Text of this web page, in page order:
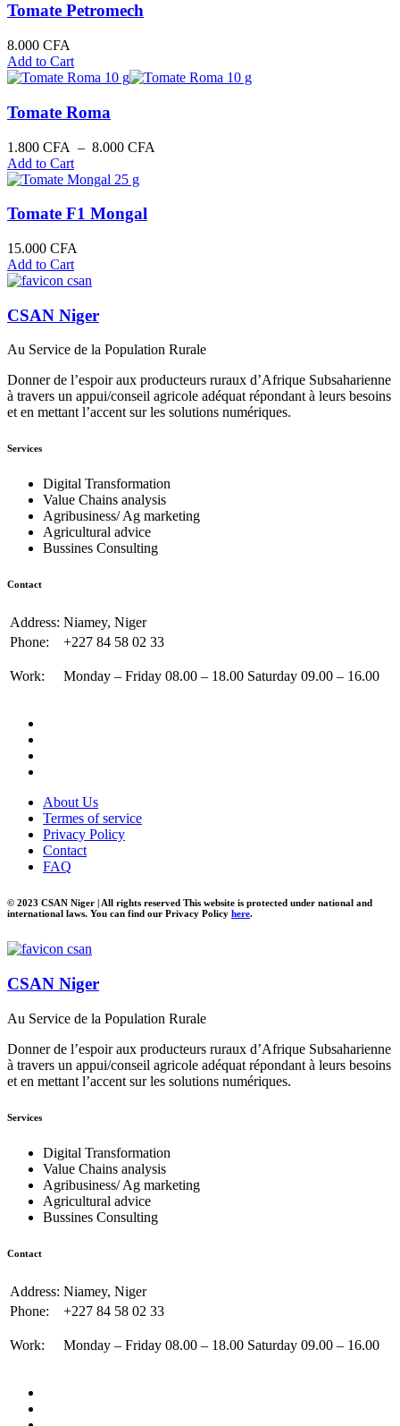
Tomate Petromech
8.000 CFA
Add to Cart
Tomate Roma
1.800 CFA – 8.000 CFA
Add to Cart
Tomate F1 Mongal
15.000 CFA
Add to Cart
CSAN Niger
Au Service de la Population Rurale
Donner de l’espoir aux producteurs ruraux d’Afrique Subsaharienne
à travers un appui/conseil agricole adéquat répondant à leurs besoins
et en mettant l’accent sur les solutions numériques.
Services
Digital Transformation
Value Chains analysis
Agribusiness/ Ag marketing
Agricultural advice
Bussines Consulting
Contact
Address: Niamey, Niger
Phone:
+227 84 58 02 33
Work: Monday – Friday 08.00 – 18.00 Saturday 09.00 – 16.00
About Us
Termes of service
Privacy Policy
Contact
FAQ
© 2023 CSAN Niger | All rights reserved This website is protected under national and
international laws. You can find our Privacy Policy here.
CSAN Niger
Au Service de la Population Rurale
Donner de l’espoir aux producteurs ruraux d’Afrique Subsaharienne
à travers un appui/conseil agricole adéquat répondant à leurs besoins
et en mettant l’accent sur les solutions numériques.
Services
Digital Transformation
Value Chains analysis
Agribusiness/ Ag marketing
Agricultural advice
Bussines Consulting
Contact
Address: Niamey, Niger
Phone:
+227 84 58 02 33
Work: Monday – Friday 08.00 – 18.00 Saturday 09.00 – 16.00